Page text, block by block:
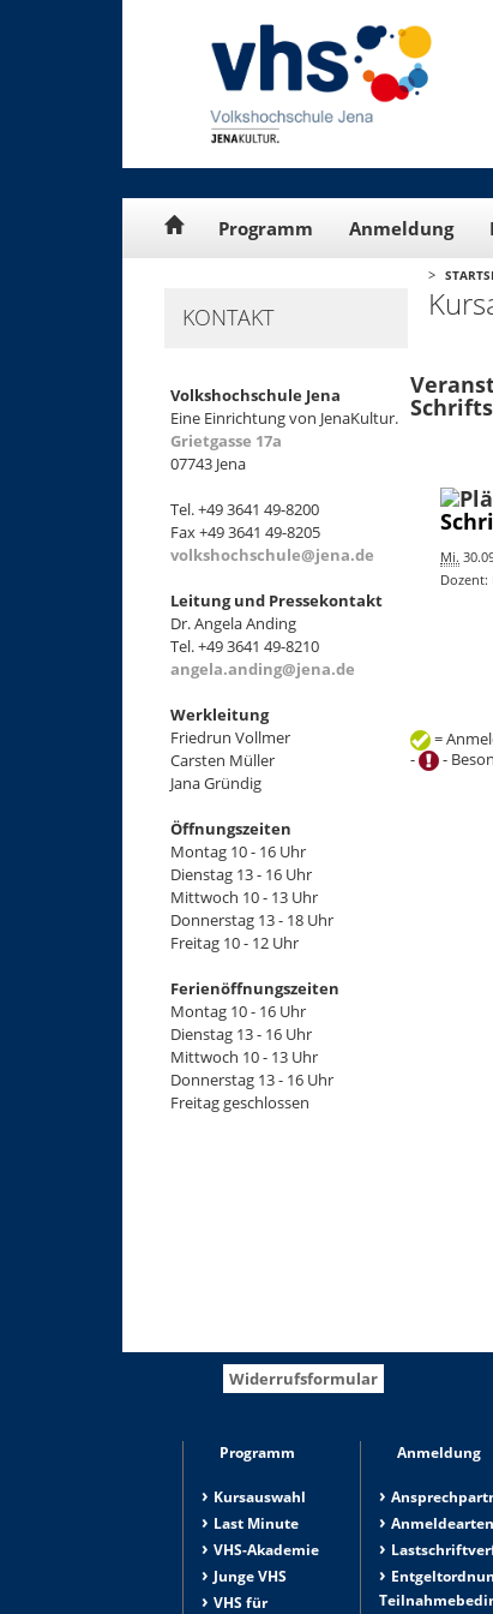
Programm Anmeldung
KONTAKT
Volkshochschule Jena
Eine Einrichtung von JenaKultur.
Grietgasse 17a
07743 Jena
Tel. +49 3641 49-8200
Fax +49 3641 49-8205
volkshochschule@jena.de
Leitung und Pressekontakt
Dr. Angela Anding
Tel. +49 3641 49-8210
angela.anding@jena.de
Werkleitung
Friedrun Vollmer
Carsten Müller
Jana Gründig
Öffnungszeiten
Montag 10 - 16 Uhr
Dienstag 13 - 16 Uhr
Mittwoch 10 - 13 Uhr
Donnerstag 13 - 18 Uhr
Freitag 10 - 12 Uhr
Ferienöffnungszeiten
Montag 10 - 16 Uhr
Dienstag 13 - 16 Uhr
Mittwoch 10 - 13 Uhr
Donnerstag 13 - 16 Uhr
Freitag geschlossen
>
Mi.
Dozent:
=
-
-
Widerrufsformular
Programm
Kursauswahl
Last Minute
VHS-Akademie
Junge VHS
VHS für
Anmeldung
Anmeldearten